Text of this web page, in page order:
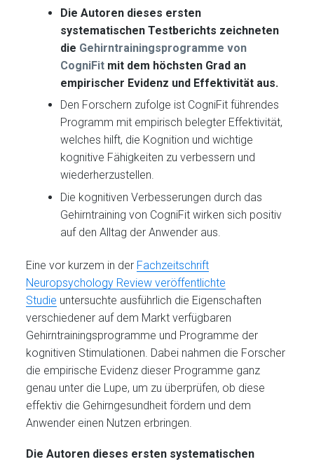
Die Autoren dieses ersten
systematischen Testberichts zeichneten
die Gehirntrainingsprogramme von
CogniFit mit dem höchsten Grad an
empirischer Evidenz und Effektivität aus.
Den Forschern zufolge ist CogniFit führendes
Programm mit empirisch belegter Effektivität,
welches hilft, die Kognition und wichtige
kognitive Fähigkeiten zu verbessern und
wiederherzustellen.
Die kognitiven Verbesserungen durch das
Gehirntraining von CogniFit wirken sich positiv
auf den Alltag der Anwender aus.
Eine vor kurzem in der Fachzeitschrift
Neuropsychology Review veröffentlichte
Studie untersuchte ausführlich die Eigenschaften
verschiedener auf dem Markt verfügbaren
Gehirntrainingsprogramme und Programme der
kognitiven Stimulationen. Dabei nahmen die Forscher
die empirische Evidenz dieser Programme ganz
genau unter die Lupe, um zu überprüfen, ob diese
effektiv die Gehirngesundheit fördern und dem
Anwender einen Nutzen erbringen.
Die Autoren dieses ersten systematischen